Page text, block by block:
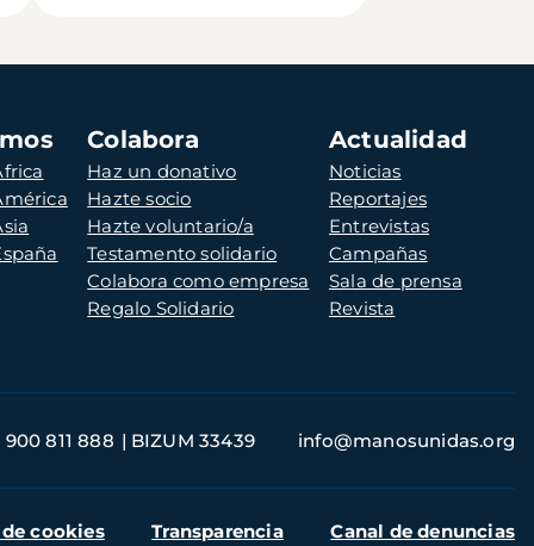
Colabora
Haz un donativo
Hazte socio
Hazte voluntario/a
Testamento solidario
Colabora como empresa
Regalo Solidario
Actualidad
Noticias
Reportajes
Entrevistas
Campañas
Sala de prensa
Revista
900 811 888 BIZUM 33439 info@manosunidas.org
cookies Transparencia Canal de denuncias